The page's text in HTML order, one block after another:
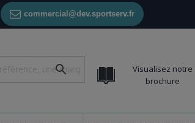
commercial@dev.sportserv.fr
Visualisez notre
brochure